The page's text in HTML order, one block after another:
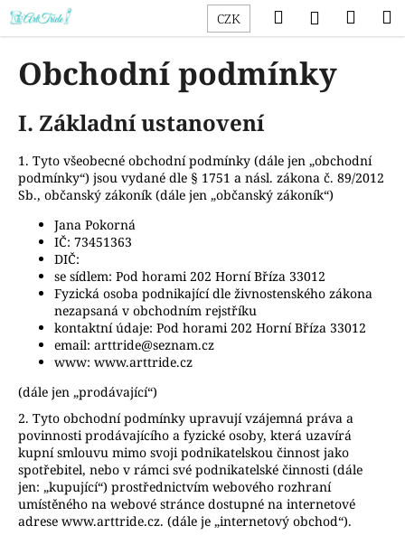
Přejít
na
obsah
CZK HledatPřihlášení
Obchodní podmínky
I. Základní ustanovení
1. Tyto všeobecné obchodní podmínky (dále jen „obchodní
podmínky“) jsou vydané dle § 1751 a násl. zákona č. 89/2012
Sb., občanský zákoník (dále jen „občanský zákoník“)
Jana Pokorná
IČ: 73451363
DIČ:
se sídlem: Pod horami 202 Horní Bříza 33012
Fyzická osoba podnikající dle živnostenského zákona
nezapsaná v obchodním rejstříku
kontaktní údaje: Pod horami 202 Horní Bříza 33012
email: arttride@seznam.cz
www: www.arttride.cz
(dále jen „prodávající“)
2. Tyto obchodní podmínky upravují vzájemná práva a
povinnosti prodávajícího a fyzické osoby, která uzavírá
kupní smlouvu mimo svoji podnikatelskou činnost jako
spotřebitel, nebo v rámci své podnikatelské činnosti (dále
jen: „kupující“) prostřednictvím webového rozhraní
umístěného na webové stránce dostupné na internetové
adrese www.arttride.cz. (dále je „internetový obchod“).
K
o
o
o
t
e
n
a
j
í
t
?